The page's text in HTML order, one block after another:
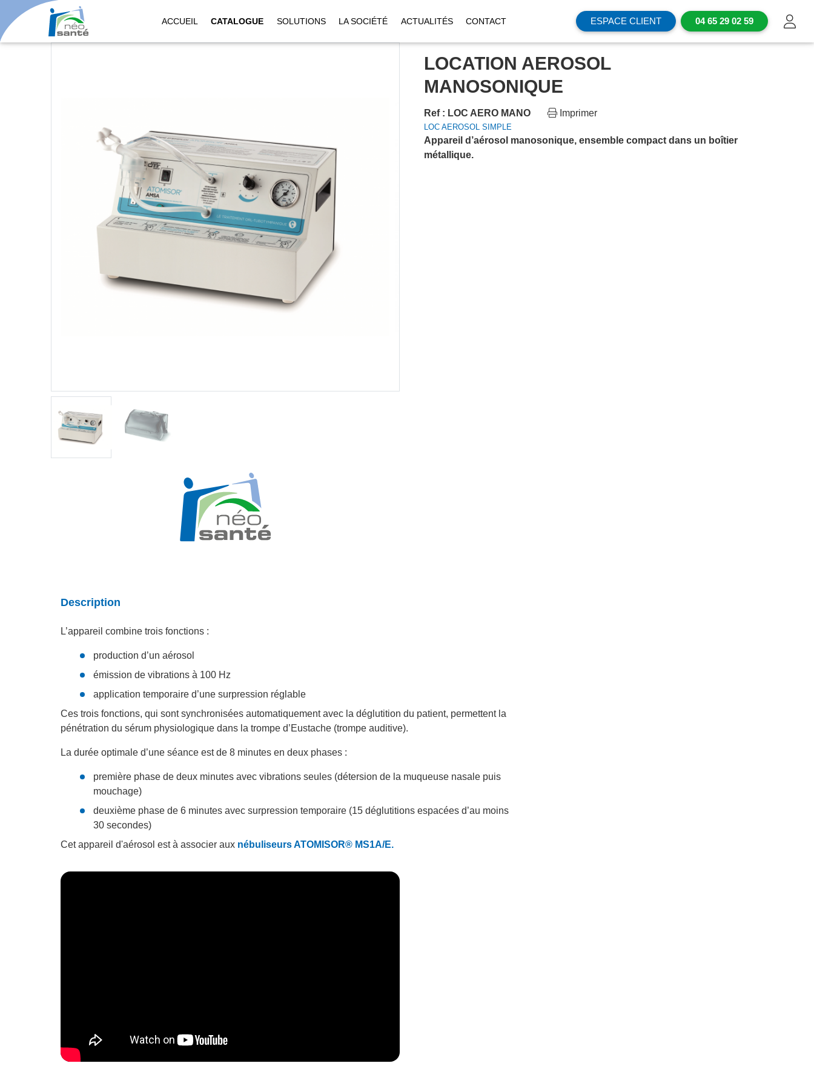
ACCUEIL CATALOGUE SOLUTIONS LA SOCIÉTÉ ACTUALITÉS CONTACT ESPACE CLIENT 04 65 29 02 59
LOCATION AEROSOL
MANOSONIQUE
Ref : LOC AERO MANO Imprimer
LOC AEROSOL SIMPLE
Appareil d’aérosol manosonique, ensemble compact dans un boîtier
métallique.
Description
L’appareil combine trois fonctions :
production d’un aérosol
émission de vibrations à 100 Hz
application temporaire d’une surpression réglable
Ces trois fonctions, qui sont synchronisées automatiquement avec la déglutition du patient, permettent la
pénétration du sérum physiologique dans la trompe d’Eustache (trompe auditive).
La durée optimale d’une séance est de 8 minutes en deux phases :
première phase de deux minutes avec vibrations seules (détersion de la muqueuse nasale puis
mouchage)
deuxième phase de 6 minutes avec surpression temporaire (15 déglutitions espacées d’au moins
30 secondes)
Cet appareil d'aérosol est à associer aux nébuliseurs ATOMISOR® MS1A/E.